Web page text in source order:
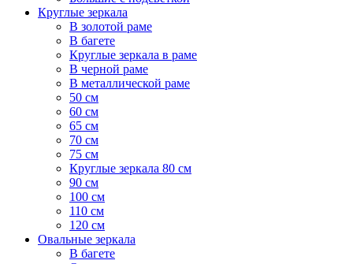
Круглые зеркала
В золотой раме
В багете
Круглые зеркала в раме
В черной раме
В металлической раме
50 см
60 см
65 см
70 см
75 см
Круглые зеркала 80 см
90 см
100 см
110 см
120 см
Овальные зеркала
В багете